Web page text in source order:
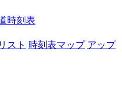
時刻表
スト 時刻表マップ アップ